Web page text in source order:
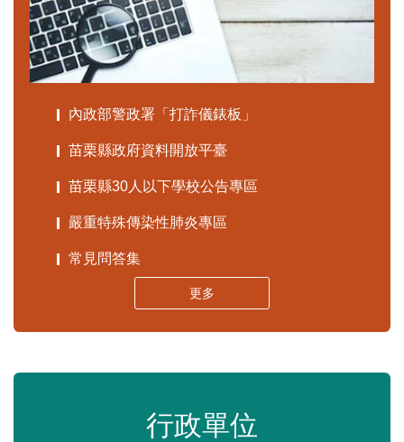
內政部警政署「打詐儀錶板」
苗栗縣政府資料開放平臺
苗栗縣30人以下學校公告專區
嚴重特殊傳染性肺炎專區
常見問答集
更多
行政單位